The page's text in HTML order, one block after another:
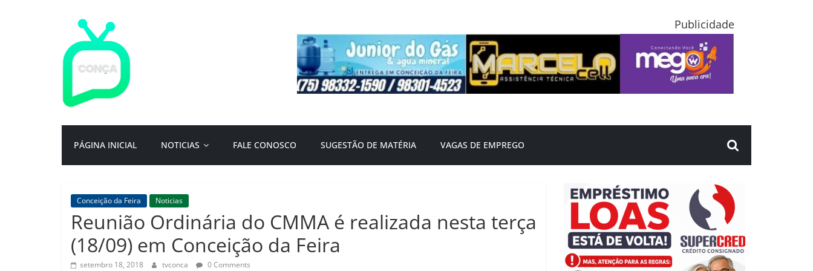
TV
Conça
portal
de
da
cidade
ternura
Por:
Isac
Publicidade
PÁGINA INICIAL NOTICIAS FALE CONOSCO SUGESTÃO DE MATÉRIA VAGAS DE EMPREGO
Conceição da Feira Noticias
Reunião Ordinária do CMMA é realizada nesta terça
(18/09) em Conceição da Feira
setembro 18, 2018 tvconca 0 Comments